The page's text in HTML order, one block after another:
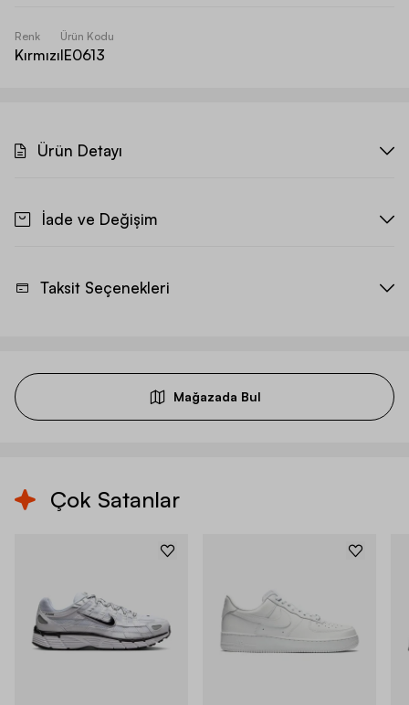
Renk
Kırmızı
Ürün Kodu
IE0613
Ürün Detayı
İade ve Değişim
Taksit Seçenekleri
Mağazada Bul
Çok Satanlar